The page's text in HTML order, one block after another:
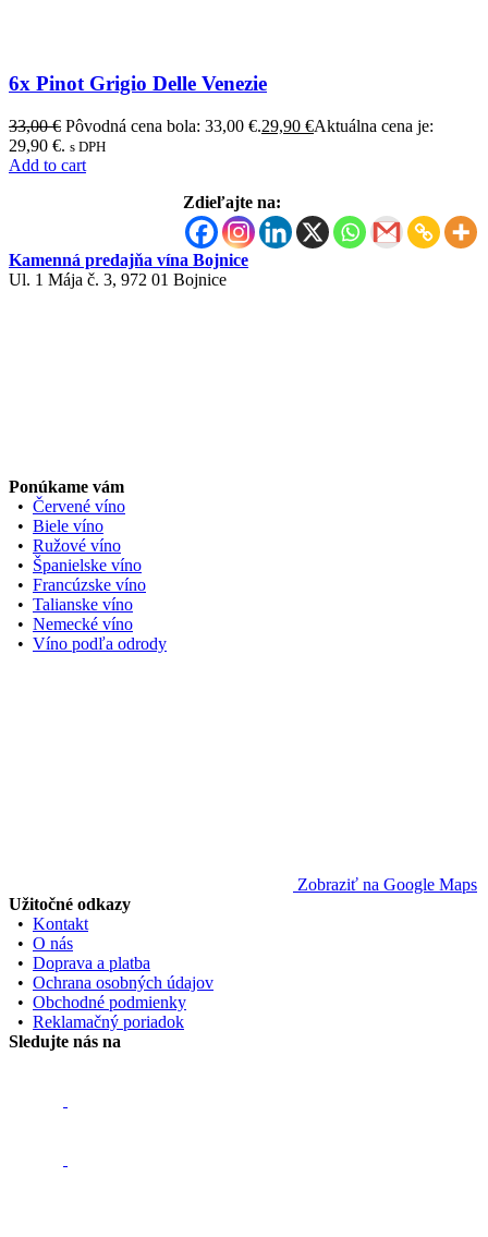
6x Pinot Grigio Delle Venezie
33,00€ Pôvodná cena bola: 33,00 €.29,90 €Aktuálna cena je:
29,90 €. s DPH
Add to cart
Zdieľajte na:
Kamenná predajňa vína Bojnice
Ul. 1 Mája č. 3, 972 01 Bojnice
Ponúkame vám
• Červené víno
• Biele víno
• Ružové víno
• Španielske víno
• Francúzske víno
• Talianske víno
• Nemecké víno
• Víno podľa odrody
Zobraziť na Google Maps
Užitočné odkazy
• Kontakt
• O nás
• Doprava a platba
• Ochrana osobných údajov
• Obchodné podmienky
• Reklamačný poriadok
Sledujte nás na